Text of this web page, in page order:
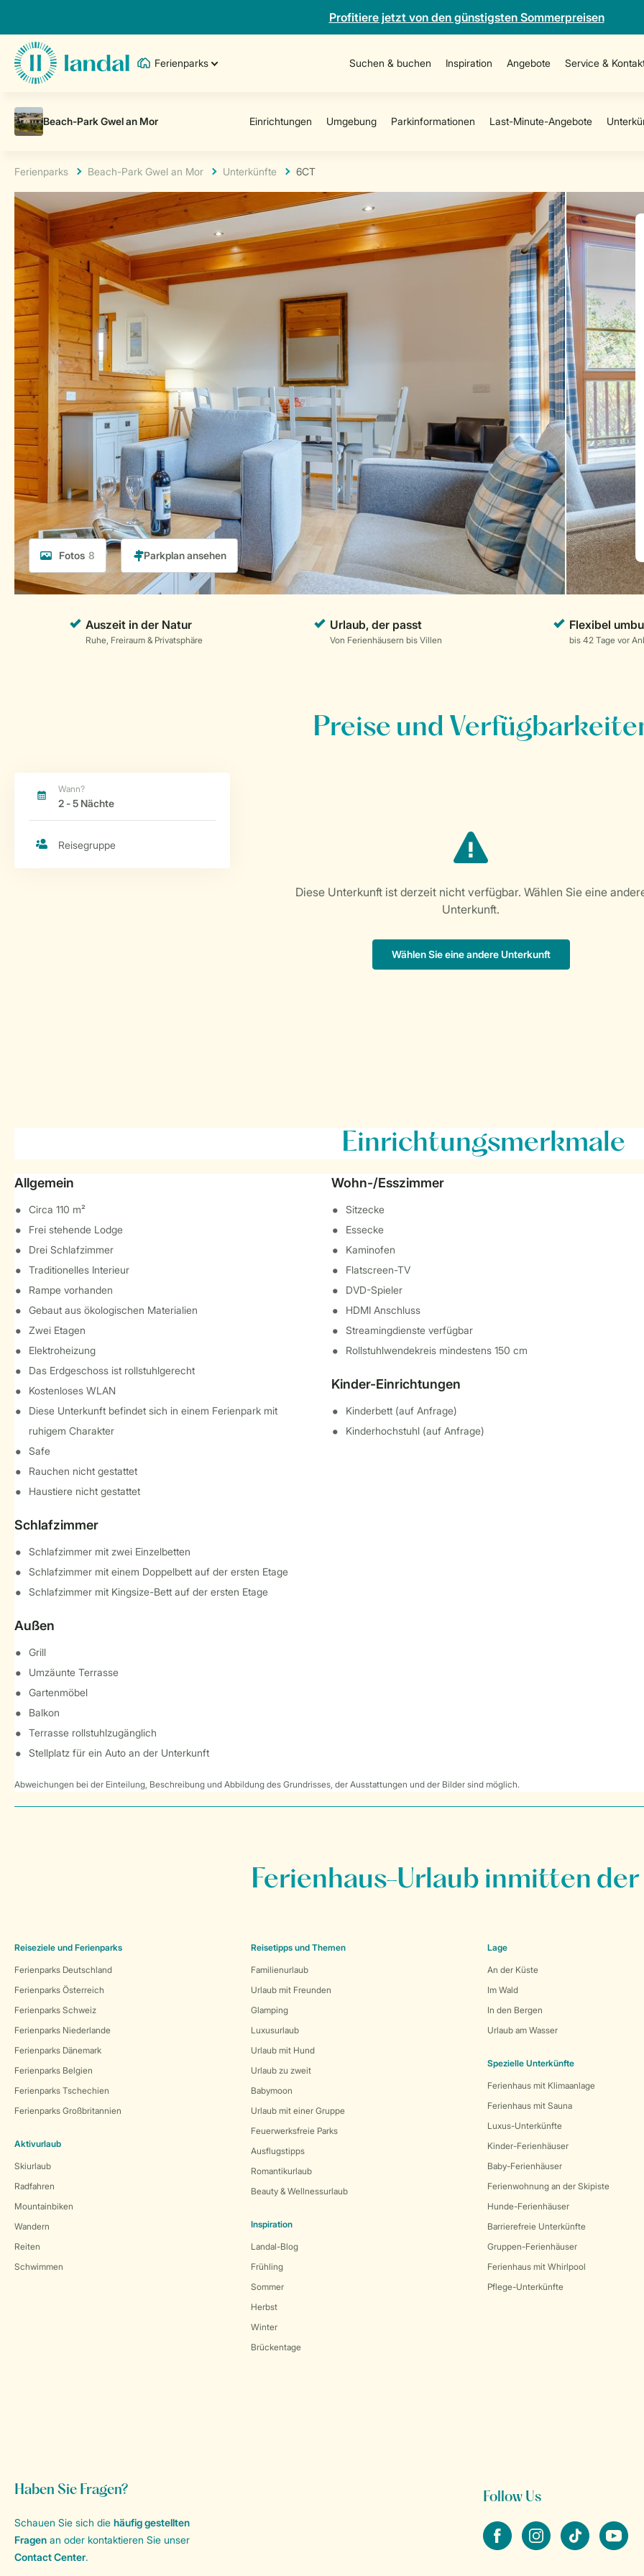
Profitiere jetzt von den günstigsten Sommerpreisen
Ferienparks Suchen & buchen Inspiration Angebote Service &
Ferienparks Beach-Park Gwel an Mor Unterkünfte 6CT
Fotos 8
Preise und
Einrichtungsmerkmale
Allgemein
Circa 110 m²
Frei stehende Lodge
Drei Schlafzimmer
Traditionelles Interieur
Rampe vorhanden
Gebaut aus ökologischen Materialien
Zwei Etagen
Elektroheizung
Das Erdgeschoss ist rollstuhlgerecht
Kostenloses WLAN
Diese Unterkunft befindet sich in einem Ferienpark mit
ruhigem Charakter
Safe
Rauchen nicht gestattet
Haustiere nicht gestattet
Schlafzimmer
Schlafzimmer mit zwei Einzelbetten
Schlafzimmer mit einem Doppelbett auf der ersten Etage
Schlafzimmer mit Kingsize-Bett auf der ersten Etage
Außen
Grill
Umzäunte Terrasse
Gartenmöbel
Balkon
Terrasse rollstuhlzugänglich
Stellplatz für ein Auto an der Unterkunft
Wohn-/Esszimmer
Sitzecke
Essecke
Kaminofen
Flatscreen-TV
DVD-Spieler
HDMI Anschluss
Streamingdienste verfügbar
Rollstuhlwendekreis mindestens 150 cm
Kinder-Einrichtungen
Kinderbett (auf Anfrage)
Kinderhochstuhl (auf Anfrage)
Abweichungen bei der Einteilung, Beschreibung und Abbildung des Grundrisses, der Ausstattungen und der Bilder sind möglich.
Ferienhaus-Urlaub inmitten
Reiseziele und Ferienparks
Ferienparks Deutschland
Ferienparks Österreich
Ferienparks Schweiz
Ferienparks Niederlande
Ferienparks Dänemark
Ferienparks Belgien
Ferienparks Tschechien
Ferienparks Großbritannien
Aktivurlaub
Skiurlaub
Radfahren
Mountainbiken
Wandern
Reiten
Schwimmen
Reisetipps und Themen
Familienurlaub
Urlaub mit Freunden
Glamping
Luxusurlaub
Urlaub mit Hund
Urlaub zu zweit
Babymoon
Urlaub mit einer Gruppe
Feuerwerksfreie Parks
Ausflugstipps
Romantikurlaub
Beauty & Wellnessurlaub
Inspiration
Landal-Blog
Frühling
Sommer
Herbst
Winter
Brückentage
Lage
An der Küste
Im Wald
In den Bergen
Urlaub am Wasser
Spezielle Unterkünfte
Ferienhaus mit Klimaanlage
Ferienhaus mit Sauna
Luxus-Unterkünfte
Kinder-Ferienhäuser
Baby-Ferienhäuser
Ferienwohnung an der Skipiste
Hunde-Ferienhäuser
Barrierefreie Unterkünfte
Gruppen-Ferienhäuser
Ferienhaus mit Whirlpool
Pflege-Unterkünfte
Haben Sie Fragen?
Schauen Sie sich die häufig gestellten
Fragen an oder kontaktieren Sie unser
Contact Center.
Follow Us
facebookinstagramtiktok youtube